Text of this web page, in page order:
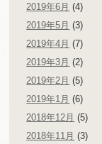
2019年6月 (4)
2019年5月 (3)
2019年4月 (7)
2019年3月 (2)
2019年2月 (5)
2019年1月 (6)
2018年12月 (5)
2018年11月 (3)